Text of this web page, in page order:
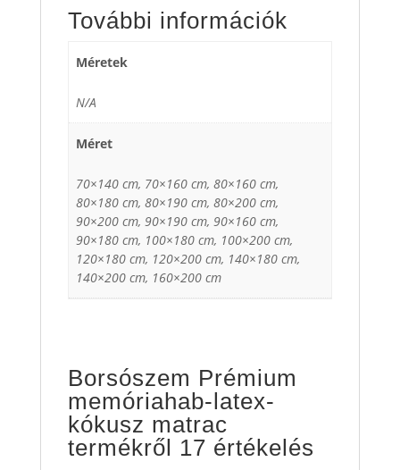
További információk
Méretek
N/A
Méret
70×140 cm, 70×160 cm, 80×160 cm,
80×180 cm, 80×190 cm, 80×200 cm,
90×200 cm, 90×190 cm, 90×160 cm,
90×180 cm, 100×180 cm, 100×200 cm,
120×180 cm, 120×200 cm, 140×180 cm,
140×200 cm, 160×200 cm
Borsószem Prémium
memóriahab-latex-
kókusz matrac
termékről 17 értékelés